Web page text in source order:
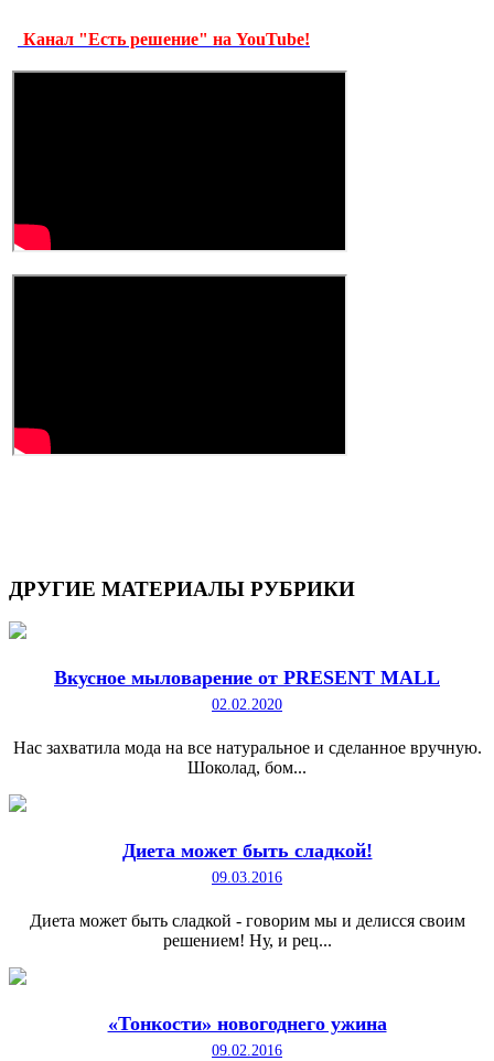
Канал "Есть решение" на YouTube!
ДРУГИЕ МАТЕРИАЛЫ РУБРИКИ
Вкусное мыловарение от PRESENT MALL
02.02.2020
Нас захватила мода на все натуральное и сделанное вручную.
Шоколад, бом...
Диета может быть сладкой!
09.03.2016
Диета может быть сладкой - говорим мы и делисся своим
решением! Ну, и рец...
«Тонкости» новогоднего ужина
09.02.2016